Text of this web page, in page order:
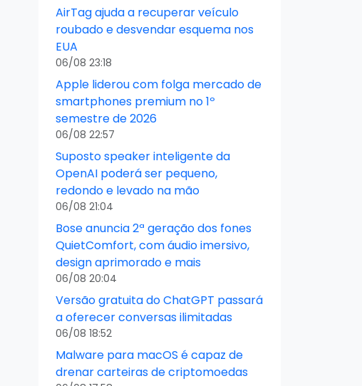
AirTag ajuda a recuperar veículo
roubado e desvendar esquema nos
EUA
06/08 23:18
Apple liderou com folga mercado de
smartphones premium no 1º
semestre de 2026
06/08 22:57
Suposto speaker inteligente da
OpenAI poderá ser pequeno,
redondo e levado na mão
06/08 21:04
Bose anuncia 2ª geração dos fones
QuietComfort, com áudio imersivo,
design aprimorado e mais
06/08 20:04
Versão gratuita do ChatGPT passará
a oferecer conversas ilimitadas
06/08 18:52
Malware para macOS é capaz de
drenar carteiras de criptomoedas